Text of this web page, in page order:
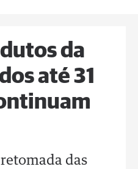
da
até 31
das